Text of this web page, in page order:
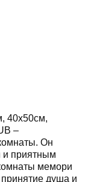
40x50см,
–
Он
и приятным
мемори
душа и